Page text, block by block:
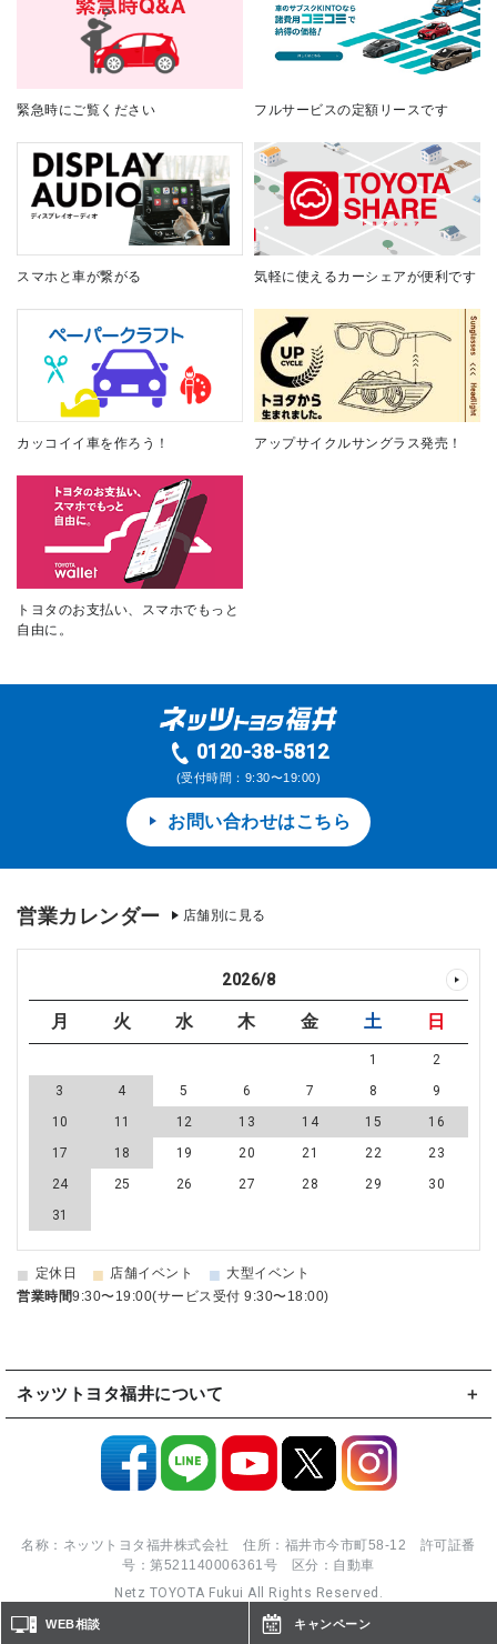
WEB相談 キャンペーン
緊急時にご覧ください フルサービスの定額リースです
スマホと車が繋がる 気軽に使えるカーシェアが便利です
カッコイイ車を作ろう！ アップサイクルサングラス発売！
トヨタのお支払い、スマホでもっと
自由に。
0120-38-5812
(受付時間：9:30〜19:00)
お問い合わせはこちら
営業カレンダー 店舗別に見る
2026/8
月 火 水 木 金 土 日
1
2
3
4 5 6 7 8
9
10
11 12 13 14 15
16
17
18 19 20 21 22
23
24
25 26 27 28 29
30
31
■ 定休日 ■ 店舗イベント ■ 大型イベント
営業時間9:30〜19:00(サービス受付 9:30〜18:00)
ネッツトヨタ福井について
名称：ネッツトヨタ福井株式会社 住所：福井市今市町58-12 許可証番
号：第521140006361号 区分：自動車
Netz TOYOTA Fukui All Rights Reserved.